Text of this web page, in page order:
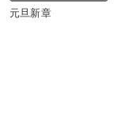
元旦新章